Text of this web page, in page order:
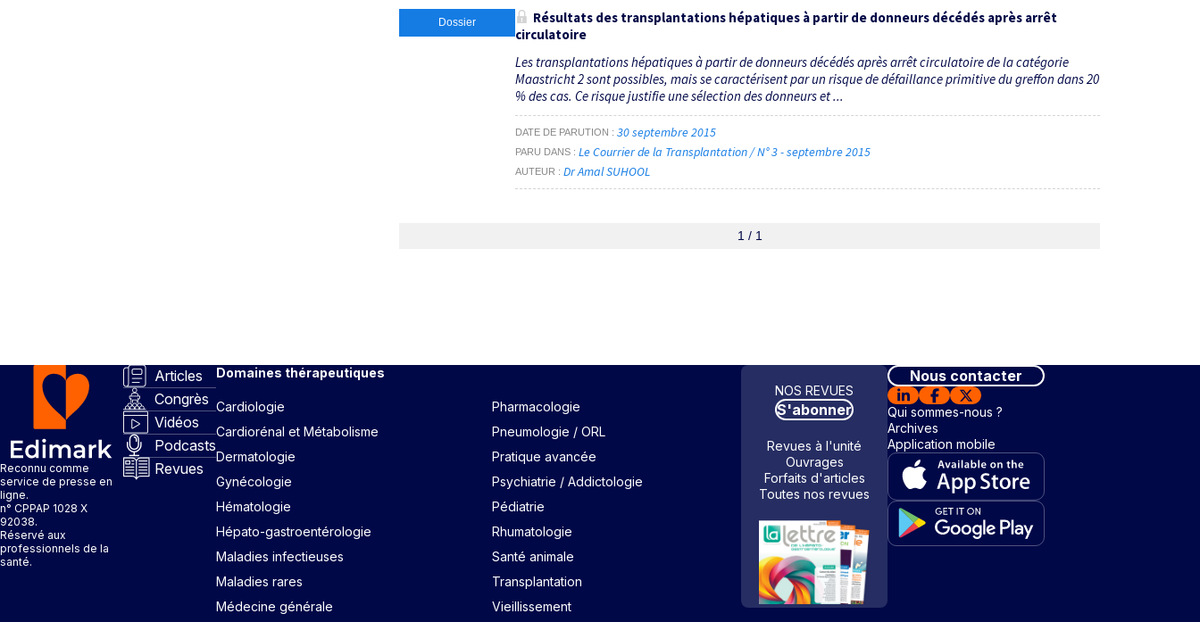
Dossier
Résultats des transplantations hépatiques à partir de donneurs décédés après arrêt
circulatoire
Les transplantations hépatiques à partir de donneurs décédés après arrêt circulatoire de la catégorie
Maastricht 2 sont possibles, mais se caractérisent par un risque de défaillance primitive du greffon dans 20
% des cas. Ce risque justifie une sélection des donneurs et ...
DATE DE PARUTION 30 septembre 2015
PARU DANS Le Courrier de la Transplantation / N° 3 - septembre 2015
AUTEUR Dr Amal SUHOOL
1 / 1
Reconnu comme
service de presse en
ligne.
n° CPPAP 1028 X
92038.
Réservé aux
professionnels de la
santé.
Articles
Congrès
Vidéos
Podcasts
Revues
Domaines thérapeutiques
Cardiologie
Cardiorénal et Métabolisme
Dermatologie
Gynécologie
Hématologie
Hépato-gastroentérologie
Maladies infectieuses
Maladies rares
Médecine générale
Pharmacologie
Pneumologie / ORL
Pratique avancée
Psychiatrie / Addictologie
Pédiatrie
Rhumatologie
Santé animale
Transplantation
Vieillissement
NOS REVUES
S'abonner
Revues à l'unité
Ouvrages
Forfaits d'articles
Toutes nos revues
Nous contacter
Qui sommes-nous ?
Archives
Application mobile